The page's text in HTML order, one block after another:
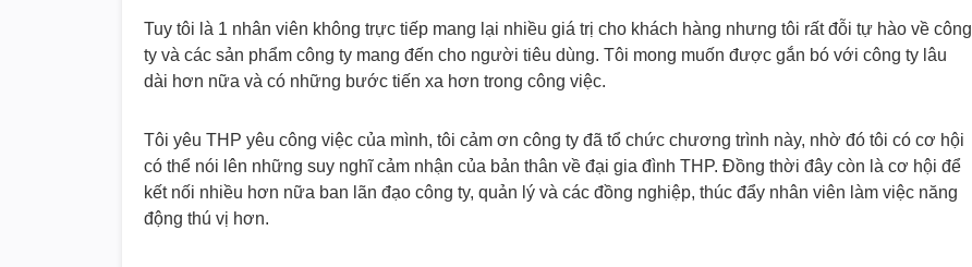
Tuy tôi là 1 nhân viên không trực tiếp mang lại nhiều giá trị cho khách hàng nhưng tôi rất đỗi tự hào về công
ty và các sản phẩm công ty mang đến cho người tiêu dùng. Tôi mong muốn được gắn bó với công ty lâu
dài hơn nữa và có những bước tiến xa hơn trong công việc.
Tôi yêu THP yêu công việc của mình, tôi cảm ơn công ty đã tổ chức chương trình này, nhờ đó tôi có cơ hội
có thể nói lên những suy nghĩ cảm nhận của bản thân về đại gia đình THP. Đồng thời đây còn là cơ hội để
kết nối nhiều hơn nữa ban lãn đạo công ty, quản lý và các đồng nghiệp, thúc đẩy nhân viên làm việc năng
động thú vị hơn.